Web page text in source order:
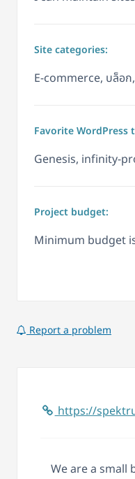
Site categories:
E-commerce, บล็อก
Favorite WordPress
Genesis, infinity-
Project budget:
Minimum budget
Report a problem
https://
We are a small